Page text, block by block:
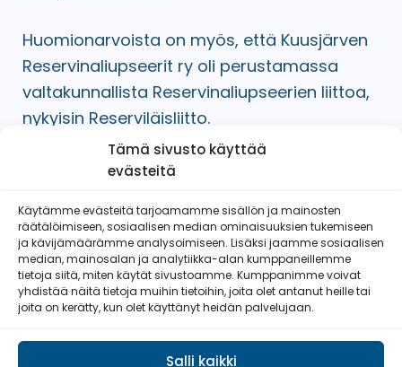
Tämä sivusto käyttää
evästeitä
Käytämme evästeitä tarjoamamme sisällön ja mainosten
räätälöimiseen, sosiaalisen median ominaisuuksien tukemiseen
ja kävijämäärämme analysoimiseen. Lisäksi jaamme sosiaalisen
median, mainosalan ja analytiikka-alan kumppaneillemme
tietoja siitä, miten käytät sivustoamme. Kumppanimme voivat
yhdistää näitä tietoja muihin tietoihin, joita olet antanut heille tai
joita on kerätty, kun olet käyttänyt heidän palvelujaan.
Salli kaikki
Huomionarvoista on myös, että Kuusjärven
Reservinaliupseerit ry oli perustamassa
valtakunnallista Reservinaliupseerien liittoa,
nykyisin Reserviläisliitto.
Outokummun Reserviläiset ry